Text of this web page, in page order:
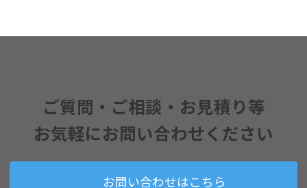
ご質問・ご相談・お見積り 等
お気軽にお問い合わせください
お問い合わせはこちら